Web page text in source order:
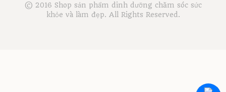
© 2016 Shop sản phẩm dinh dưỡng chăm sóc sức
khỏe và làm đẹp. All Rights Reserved.